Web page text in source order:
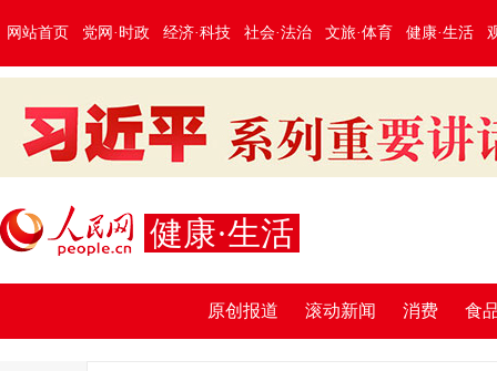
网站首页 党网·时政 经济·科技 社会·法治 文旅·体育 健康·生活
健康·生活
原创报道 滚动新闻 消费 食